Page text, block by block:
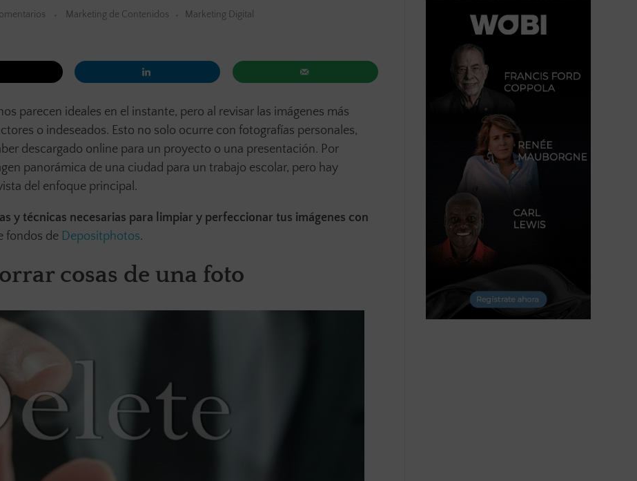
Marketing de Contenidos Marketing Digital
parecen ideales en el instante, pero al revisar las imágenes más
o indeseados. Esto no solo ocurre con fotografías personales,
descargado online para un proyecto o una presentación. Por
panorámica de una ciudad para un trabajo escolar, pero hay
del enfoque principal.
y técnicas necesarias para limpiar y perfeccionar tus imágenes con
fondos de Depositphotos.
cosas de una foto